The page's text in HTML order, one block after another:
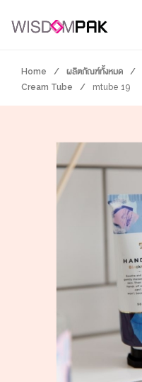
Home / ผลิตภัณฑ์ทั้งหมด /
Cream Tube
/ mtube 19